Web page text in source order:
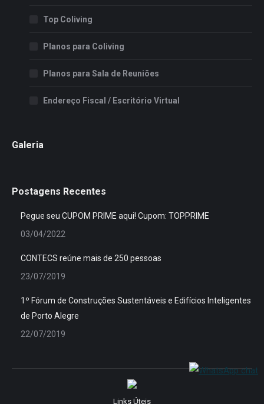
Top Coliving
Planos para Coliving
Planos para Sala de Reuniões
Endereço Fiscal / Escritório Virtual
Galeria
Postagens Recentes
Pegue seu CUPOM PRIME aqui! Cupom: TOPPRIME
03/04/2022
CONTECS reúne mais de 250 pessoas
23/07/2019
1º Fórum de Construções Sustentáveis e Edifícios Inteligentes
de Porto Alegre
22/07/2019
Links Úteis